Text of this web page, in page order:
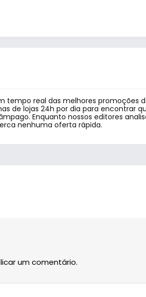
tempo real das melhores promoções
de lojas 24h por dia para encontrar
Enquanto nossos editores
nenhuma oferta rápida.
um comentário.